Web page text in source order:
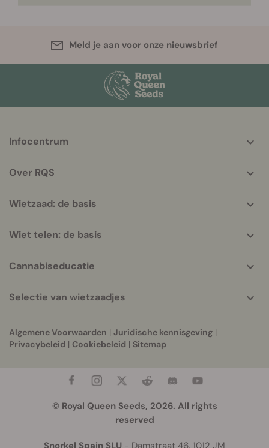
Meld je aan voor onze nieuwsbrief
helpful
Infocentrum
Over RQS
Wietzaad: de basis
Wiet telen: de basis
Cannabiseducatie
Selectie van wietzaadjes
Algemene Voorwaarden | Juridische kennisgeving |
Privacybeleid | Cookiebeleid | Sitemap
© Royal Queen Seeds, 2026. All rights
reserved